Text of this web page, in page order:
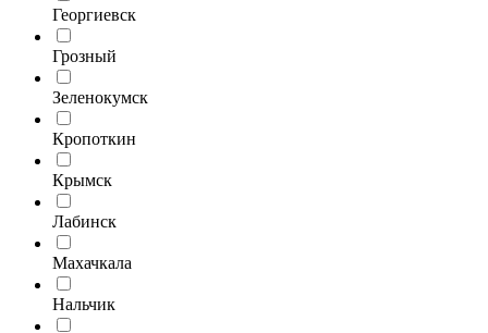
Георгиевск
Грозный
Зеленокумск
Кропоткин
Крымск
Лабинск
Махачкала
Нальчик